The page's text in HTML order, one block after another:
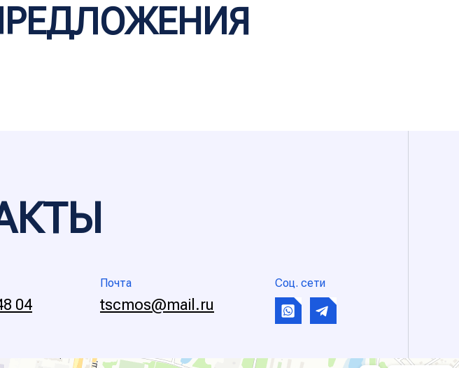
04
Почта
tscmos@mail.ru
Соц. сети